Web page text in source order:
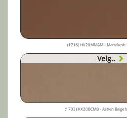
(1716) HX20MMAM -
Velg..
(1703) HX20BCMB - Ashen Beige